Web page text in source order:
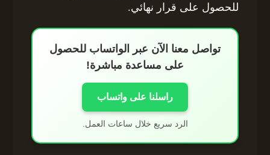
للحصول على قرار نهائي.
تواصل معنا الآن عبر الواتساب للحصول
على مساعدة مباشرة!
راسلنا على واتساب
الرد سريع خلال ساعات العمل.